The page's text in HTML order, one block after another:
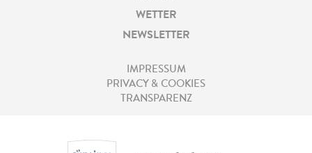
WETTER
NEWSLETTER
IMPRESSUM
PRIVACY & COOKIES
TRANSPARENZ